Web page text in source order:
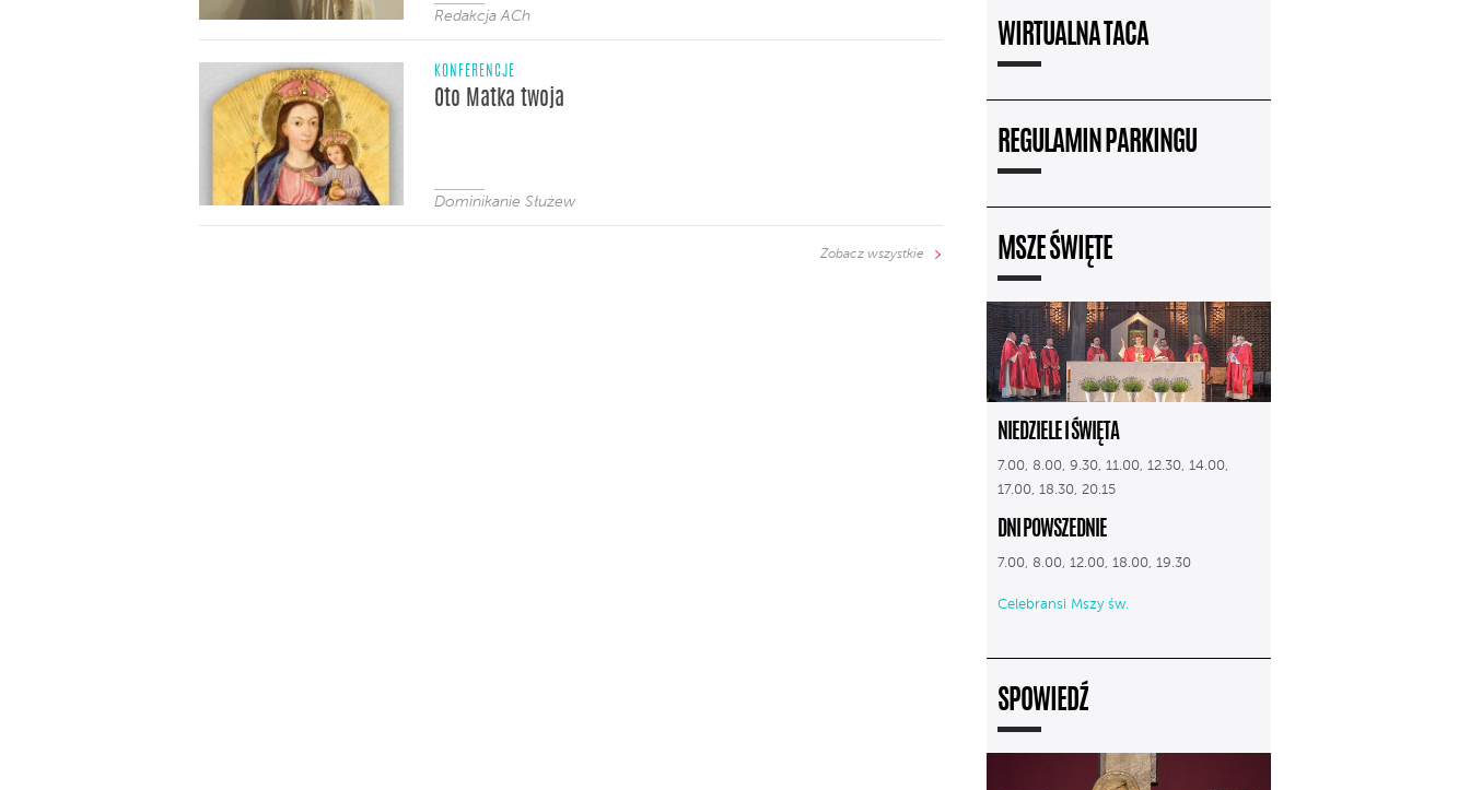
Redakcja ACh
KONFERENCJE
Oto Matka twoja
Dominikanie Służew
Zobacz wszystkie
WIRTUALNA TACA
REGULAMIN PARKINGU
MSZE ŚWIĘTE
NIEDZIELE I ŚWIĘTA
7.00, 8.00, 9.30, 11.00, 12.30, 14.00,
17.00, 18.30, 20.15
DNI POWSZEDNIE
7.00, 8.00, 12.00, 18.00, 19.30
Celebransi Mszy św.
SPOWIEDŹ